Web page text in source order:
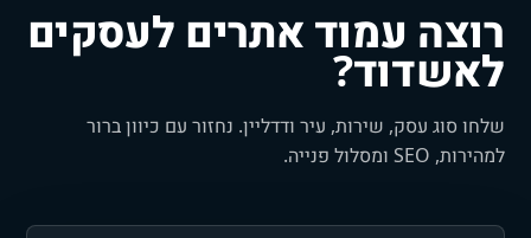
רוצה עמוד אתרים לעסקים
לאשדוד?
שלחו סוג עסק, שירות, עיר ודדליין. נחזור עם כיוון ברור
למהירות, SEO ומסלול פנייה.